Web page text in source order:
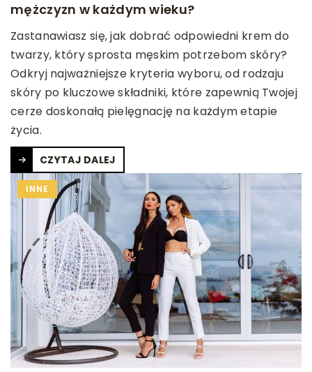
mężczyzn w każdym wieku?
Zastanawiasz się, jak dobrać odpowiedni krem do
twarzy, który sprosta męskim potrzebom skóry?
Odkryj najważniejsze kryteria wyboru, od rodzaju
skóry po kluczowe składniki, które zapewnią Twojej
cerze doskonałą pielęgnację na każdym etapie
życia.
CZYTAJ DALEJ
INNE